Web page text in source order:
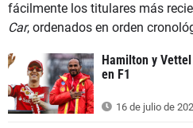
fácilmente los titulares más
Car, ordenados en orden
Hamilton y
en F1
16 de julio de